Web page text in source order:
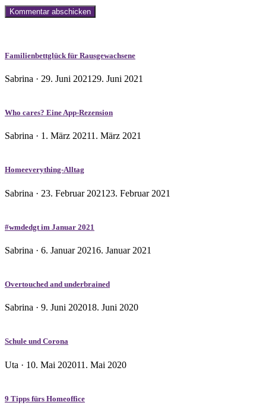
Familienbettglück für Rausgewachsene
Sabrina · Veröffentlicht
29. Juni 2021 29. Juni 2021
Who cares? Eine App-Rezension
Sabrina · Veröffentlicht
1. März 20211. März 2021
Homeeverything-Alltag
Sabrina · Veröffentlicht
23. Februar 2021 23. Februar 2021
#wmdedgt im Januar 2021
Sabrina · Veröffentlicht
6. Januar 20216. Januar 2021
Overtouched and underbrained
Sabrina · Veröffentlicht
9. Juni 202018. Juni 2020
Schule und Corona
Uta · Veröffentlicht
10. Mai 202011. Mai 2020
9 Tipps fürs Homeoffice